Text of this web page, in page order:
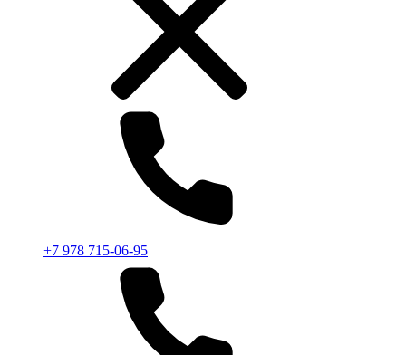
+7 978 715-06-95